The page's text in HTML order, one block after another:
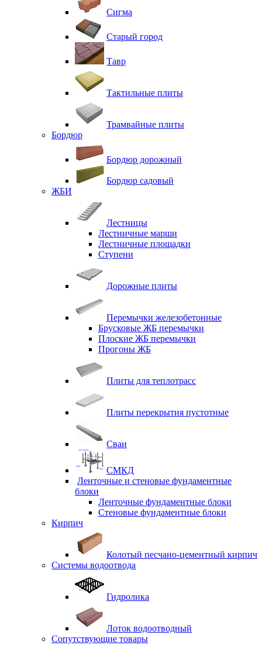
Сигма
Старый город
Тавр
Тактильные плиты
Трамвайные плиты
Бордюр
Бордюр дорожный
Бордюр садовый
ЖБИ
Лестницы
Лестничные марши
Лестничные площадки
Ступени
Дорожные плиты
Перемычки железобетонные
Брусковые ЖБ перемычки
Плоские ЖБ перемычки
Прогоны ЖБ
Плиты для теплотрасс
Плиты перекрытия пустотные
Сваи
СМКД
Ленточные и стеновые фундаментные
блоки
Ленточные фундаментные блоки
Стеновые фундаментные блоки
Кирпич
Колотый песчано-цементный кирпич
Системы водоотвода
Гидролика
Лоток водоотводный
Сопутствующие товары